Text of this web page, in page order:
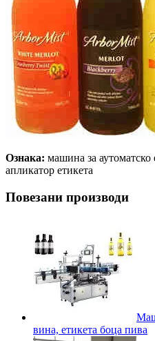
Ознака: машина за аутоматско
апликатор етикета
Повезани производи
вина, етикета боца пива